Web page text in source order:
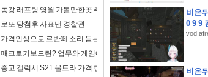
동강 래프팅 영월 가볼만한곳 추천
로또 당첨후 사표낸 경찰관
가격인상으로 르반떼 소리 듣는 아반떼 풀체인지 사전예약 결과는
매크로키보드란? 업무와 게임에서 제대로 활용
중고 갤럭시 S21 울트라 가격 현재 평균 얼마나 될까
비온
0 9 9
비온